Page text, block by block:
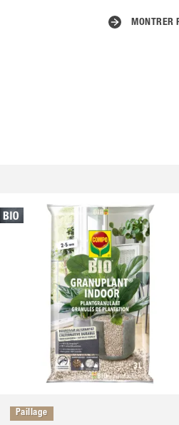
MONTRER
Paillage